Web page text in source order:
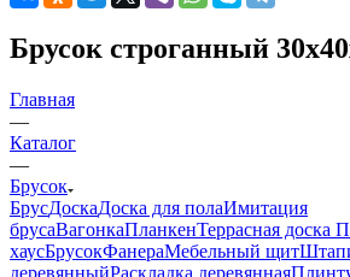
Брусок строганный
Главная
—
Каталог
—
Брусок
БрусДоскаДоска для полаИмитация
брусаВагонкаПланкенТеррасная доска
хаусБрусокФанераМебельный щит
деревянныйРаскладка деревянная